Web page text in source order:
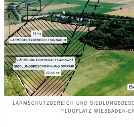
LÄRMSCHUTZBEREICH UND
FLUGPLATZ WIESBADEN-